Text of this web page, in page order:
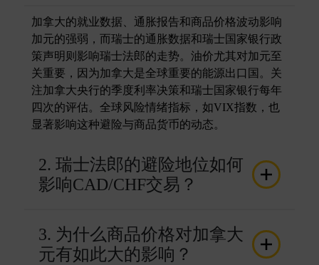
加拿大的就业数据、通胀报告和商品价格波动影响
加元的强弱，而瑞士的通胀数据和瑞士国家银行政
策声明则影响瑞士法郎的走势。油价尤其对加元至
关重要，因为加拿大是全球重要的能源出口国。关
注加拿大央行的季度利率决策和瑞士国家银行每年
四次的评估。全球风险情绪指标，如VIX指数，也
显著影响这种避险与商品货币的动态。
2. 瑞士法郎的避险地位如何
影响CAD/CHF交易？
3. 为什么商品价格对加拿大
元有如此大的影响？